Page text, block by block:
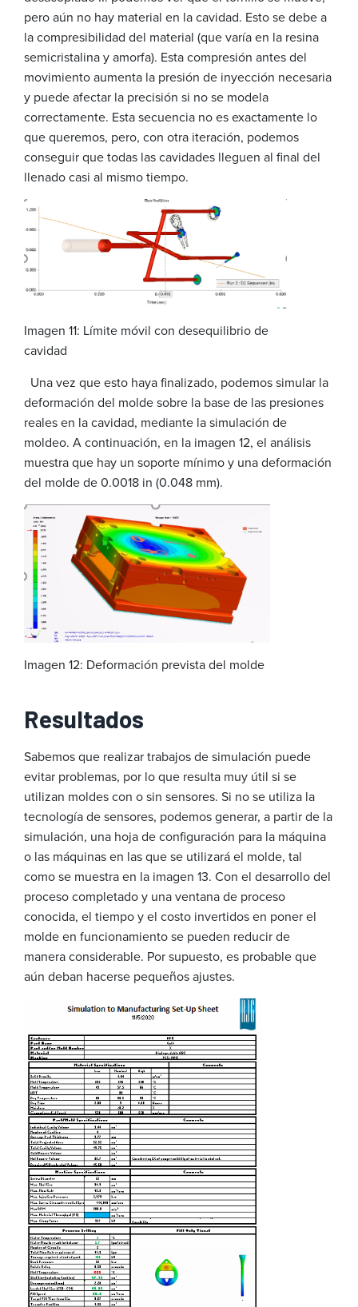
pero aún no hay material en la cavidad. Esto se debe a
la compresibilidad del material (que varía en la resina
semicristalina y amorfa). Esta compresión antes del
movimiento aumenta la presión de inyección necesaria
y puede afectar la precisión si no se modela
correctamente. Esta secuencia no es exactamente lo
que queremos, pero, con otra iteración, podemos
conseguir que todas las cavidades lleguen al final del
llenado casi al mismo tiempo.
Imagen 11: Límite móvil con desequilibrio de
cavidad
Una vez que esto haya finalizado, podemos simular la
deformación del molde sobre la base de las presiones
reales en la cavidad, mediante la simulación de
moldeo. A continuación, en la imagen 12, el análisis
muestra que hay un soporte mínimo y una deformación
del molde de 0.0018 in (0.048 mm).
Imagen 12: Deformación prevista del molde
Resultados
Sabemos que realizar trabajos de simulación puede
evitar problemas, por lo que resulta muy útil si se
utilizan moldes con o sin sensores. Si no se utiliza la
tecnología de sensores, podemos generar, a partir de la
simulación, una hoja de configuración para la máquina
o las máquinas en las que se utilizará el molde, tal
como se muestra en la imagen 13. Con el desarrollo del
proceso completado y una ventana de proceso
conocida, el tiempo y el costo invertidos en poner el
molde en funcionamiento se pueden reducir de
manera considerable. Por supuesto, es probable que
aún deban hacerse pequeños ajustes.